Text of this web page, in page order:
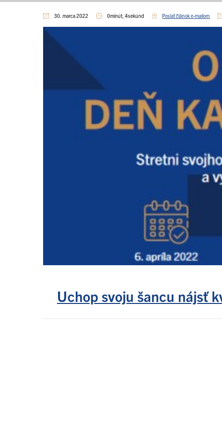
30. marca 2022 0minút, 4sekúnd Poslať článok e-mailom
Uchop svoju šancu nájsť